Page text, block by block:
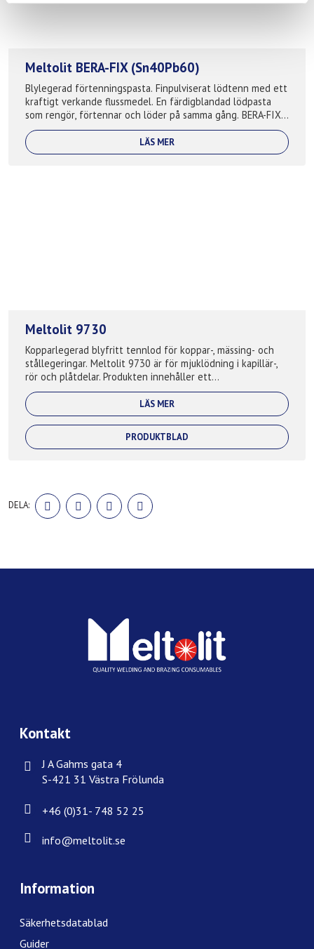
Meltolit BERA-FIX (Sn40Pb60)
Blylegerad förtenningspasta. Finpulviserat lödtenn med ett
kraftigt verkande flussmedel. En färdigblandad lödpasta
som rengör, förtennar och löder på samma gång. BERA-FIX
är mycket lättanvänt och f...
LÄS MER
Meltolit 9730
Kopparlegerad blyfritt tennlod för koppar-, mässing- och
stållegeringar. Meltolit 9730 är för mjuklödning i kapillär-,
rör och plåtdelar. Produkten innehåller ett
mjuklodsflussmedel som bryter ”...
LÄS MER
PRODUKTBLAD
DELA:
DELA
PÅ
FACEBOOK
DELA
PÅ
TWITTER
DELA
PÅ
LINKEDIN
PÅ
Kontakt
J A Gahms gata 4
S-421 31 Västra Frölunda
+46 (0)31- 748 52 25
info@meltolit.se
Information
Säkerhetsdatablad
Guider